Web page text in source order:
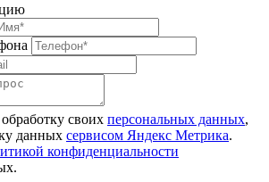
своих персональных данных,
данных сервисом Яндекс Метрика.
конфиденциальности